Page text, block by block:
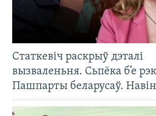
Статкевіч раскрыў дэталі
вызваленьня. Сьпёка б’е
Пашпарты беларусаў.